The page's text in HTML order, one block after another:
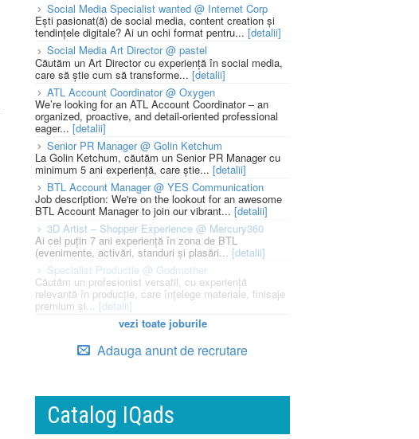
Social Media Specialist wanted @ Internet Corp
Ești pasionat(ă) de social media, content creation și
tendințele digitale? Ai un ochi format pentru... [detalii]
Social Media Art Director @ pastel
Căutăm un Art Director cu experiență în social media,
care să știe cum să transforme... [detalii]
ATL Account Coordinator @ Oxygen
We’re looking for an ATL Account Coordinator – an
organized, proactive, and detail-oriented professional
eager... [detalii]
Senior PR Manager @ Golin Ketchum
La Golin Ketchum, căutăm un Senior PR Manager cu
minimum 5 ani experiență, care știe... [detalii]
BTL Account Manager @ YES Communication
Job description: We're on the lookout for an awesome
BTL Account Manager to join our vibrant... [detalii]
3D Artist – Shopper Experience @ Mercury360
Ai cel puțin 7 ani experiență în zona de BTL
(evenimente, activări, standuri și plasări... [detalii]
Specialist Productie @ Godmother
Căutăm un profesionist versatil, cu experiență
relevantă în producție, care înțelege materiale, finisaje
premium și... [detalii]
vezi toate joburile
Adauga anunt de recrutare
Catalog IQads